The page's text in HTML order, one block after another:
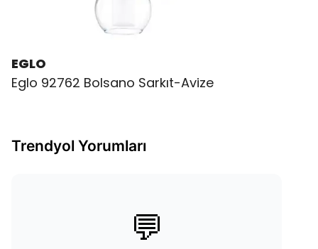
EGLO
Eglo 92762 Bolsano Sarkıt-Avize
Trendyol Yorumları
💬